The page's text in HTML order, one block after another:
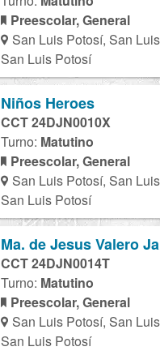
Preescolar, General
San Luis Potosí, San
San Luis Potosí
Niños Heroes
CCT 24DJN0010X
Turno: Matutino
Preescolar, General
San Luis Potosí, San
San Luis Potosí
Ma. de Jesus Valero
CCT 24DJN0014T
Turno: Matutino
Preescolar, General
San Luis Potosí, San
San Luis Potosí